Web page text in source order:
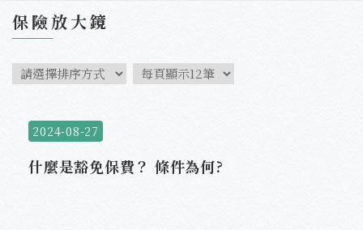
保險放大鏡
2024-08-27
什麼是豁免保費？ 條件為何?